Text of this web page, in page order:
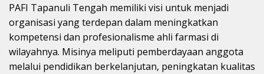
PAFI Tapanuli Tengah memiliki visi untuk menjadi
organisasi yang terdepan dalam meningkatkan
kompetensi dan profesionalisme ahli farmasi di
wilayahnya. Misinya meliputi pemberdayaan anggota
melalui pendidikan berkelanjutan, peningkatan kualitas